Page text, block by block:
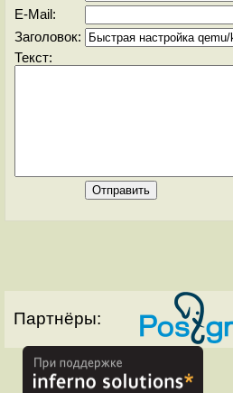
E-Mail:
Заголовок:
Текст:
Партнёры: